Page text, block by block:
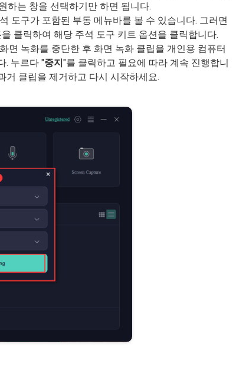
하는 창을 선택하기만 하면 됩니다.
도구가 포함된 부동 메뉴바를 볼 수 있습니다. 그러면
클릭하여 해당 주석 도구 키트 옵션을 클릭합니다.
면 녹화를 중단한 후 화면 녹화 클립을 개인용 컴퓨터
. 누르다 "중지"를 클릭하고 필요에 따라 계속 진행합니
거 클립을 제거하고 다시 시작하세요.